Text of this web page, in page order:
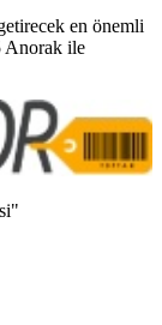
en önemli
Anorak ile